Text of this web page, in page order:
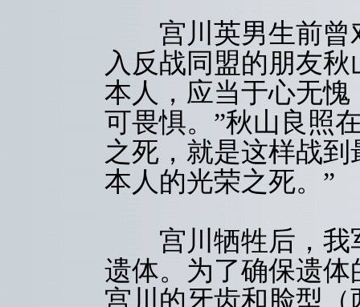
宫川英男生前曾
入反战同盟的朋友
本人，应当于心无
可畏惧。”秋山良照
之死，就是这样战
本人的光荣之死。”
宫川牺牲后，我
遗体。为了确保遗
宫川的牙齿和脸型